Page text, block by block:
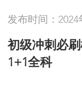
发布时间：2024
初级冲刺必
1+1全科